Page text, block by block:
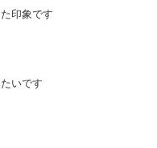
印象です
いです